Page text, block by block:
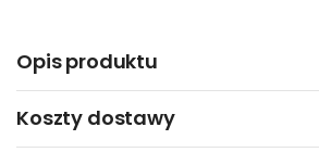
Opis produktu
Koszty dostawy